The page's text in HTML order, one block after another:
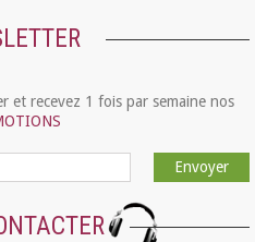
et recevez 1 fois par semaine nos
Envoyer